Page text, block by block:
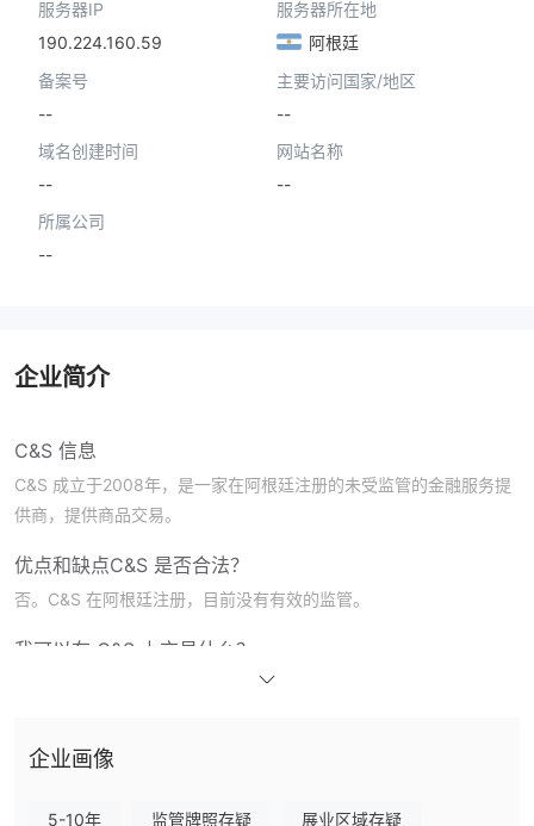
服务器IP
190.224.160.59
服务器所在地
阿根廷
备案号
--
主要访问国家/地区
--
域名创建时间
--
网站名称
--
所属公司
--
企业简介
C&S 信息
C&S 成立于2008年，是一家在阿根廷注册的未受监管的金融服务提
供商，提供商品交易。
优点和缺点C&S 是否合法？
否。C&S 在阿根廷注册，目前没有有效的监管。
我可以在 C&S 上交易什么？
企业画像
5-10年 监管牌照存疑 展业区域存疑